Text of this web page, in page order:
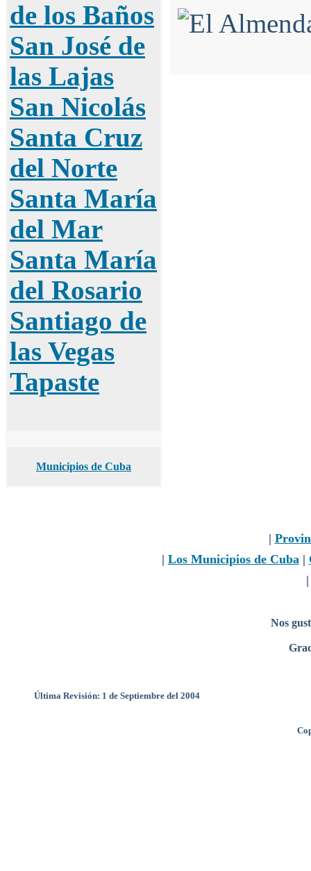
de los Baños
San José de
las Lajas
San Nicolás
Santa Cruz
del Norte
Santa María
del Mar
Santa María
del Rosario
Santiago de
las Vegas
Tapaste
Municipios de Cuba
|
| Los Municipios de Cuba|
Nos
Última Revisión: 1 de Septiembre del 2004